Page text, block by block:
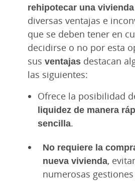
rehipotecar una vivienda
diversas ventajas e
que se deben tener en
decidirse o no por esta
sus ventajas destacan
las siguientes:
Ofrece la posibilidad
liquidez de manera
sencilla.
No requiere la
nueva vivienda,
numerosas